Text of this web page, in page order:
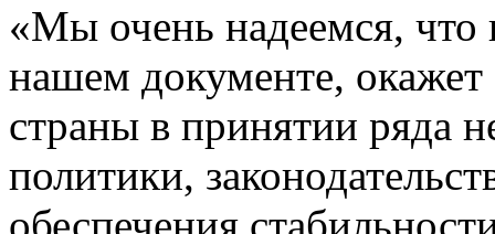
«Мы очень надеемся, что
нашем документе, окажет
страны в принятии ряда
политики,
обеспечения